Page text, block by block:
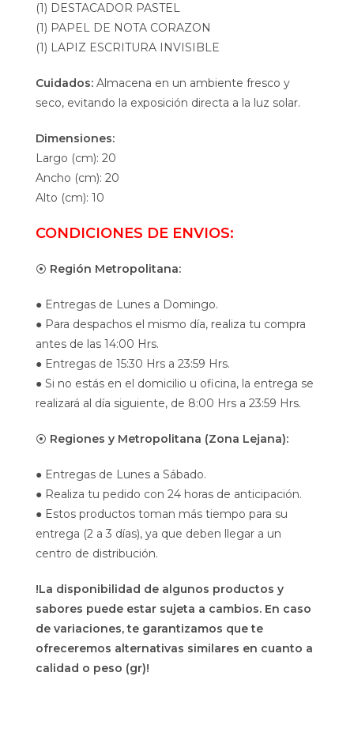
(1) DESTACADOR PASTEL
(1) PAPEL DE NOTA CORAZON
(1) LAPIZ ESCRITURA INVISIBLE
Cuidados: Almacena en un ambiente fresco y
seco, evitando la exposición directa a la luz solar.
Dimensiones:
Largo (cm): 20
Ancho (cm): 20
Alto (cm): 10
CONDICIONES DE ENVIOS:
⦿ Región Metropolitana:
● Entregas de Lunes a Domingo.
● Para despachos el mismo día, realiza tu compra
antes de las 14:00 Hrs.
● Entregas de 15:30 Hrs a 23:59 Hrs.
● Si no estás en el domicilio u oficina, la entrega se
realizará al día siguiente, de 8:00 Hrs a 23:59 Hrs.
⦿ Regiones y Metropolitana (Zona Lejana):
● Entregas de Lunes a Sábado.
● Realiza tu pedido con 24 horas de anticipación.
● Estos productos toman más tiempo para su
entrega (2 a 3 días), ya que deben llegar a un
centro de distribución.
!La disponibilidad de algunos productos y
sabores puede estar sujeta a cambios. En caso
de variaciones, te garantizamos que te
ofreceremos alternativas similares en cuanto a
calidad o peso (gr)!